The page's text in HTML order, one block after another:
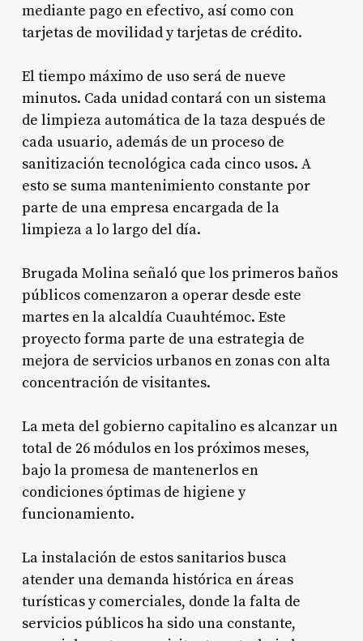
mediante pago en efectivo, así como con
tarjetas de movilidad y tarjetas de crédito.
El tiempo máximo de uso será de nueve
minutos. Cada unidad contará con un sistema
de limpieza automática de la taza después de
cada usuario, además de un proceso de
sanitización tecnológica cada cinco usos. A
esto se suma mantenimiento constante por
parte de una empresa encargada de la
limpieza a lo largo del día.
Brugada Molina señaló que los primeros baños
públicos comenzaron a operar desde este
martes en la alcaldía Cuauhtémoc. Este
proyecto forma parte de una estrategia de
mejora de servicios urbanos en zonas con alta
concentración de visitantes.
La meta del gobierno capitalino es alcanzar un
total de 26 módulos en los próximos meses,
bajo la promesa de mantenerlos en
condiciones óptimas de higiene y
funcionamiento.
La instalación de estos sanitarios busca
atender una demanda histórica en áreas
turísticas y comerciales, donde la falta de
servicios públicos ha sido una constante,